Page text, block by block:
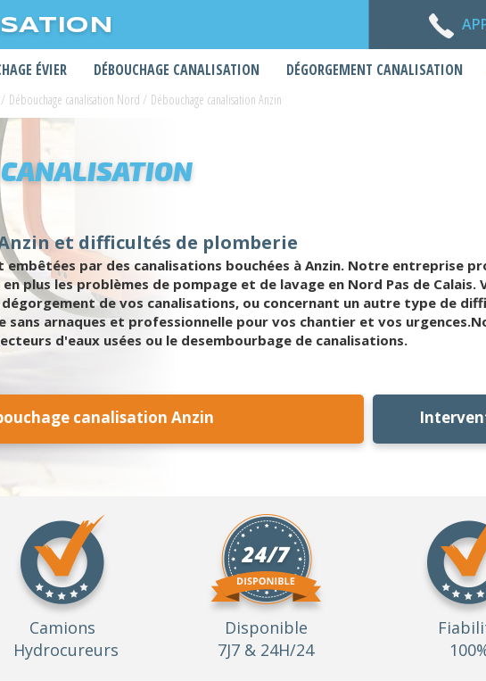
ÉVIER DÉBOUCHAGE CANALISATION DÉGORGEMENT CANALISATION
/ Débouchage canalisation Nord / Débouchage canalisation Anzin
et difficultés de plomberie
par des canalisations bouchées à Anzin. Notre entreprise
plus les problèmes de pompage et de lavage en Nord Pas de
de vos canalisations, ou concernant un autre type de
sans arnaques et professionnelle pour vos chantier et vos
d'eaux usées ou le desembourbage de canalisations.
canalisation Anzin
Camions
Hydrocureurs
Disponible
7J7 & 24H/24